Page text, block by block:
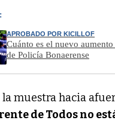
APROBADO POR KICILLOF
Cuánto es el nuevo
de Policía Bonaerense
la muestra hacia
de Todos no